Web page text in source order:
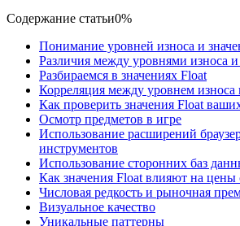
Содержание статьи0%
Понимание уровней износа и
Различия между уровнями износа и
Разбираемся в значениях Float
Корреляция между уровнем износа
Как проверить значения Float
Осмотр предметов в игре
Использование расширений
инструментов
Использование сторонних баз
Как значения Float влияют на цены
Числовая редкость и рыночная
Визуальное качество
Уникальные паттерны